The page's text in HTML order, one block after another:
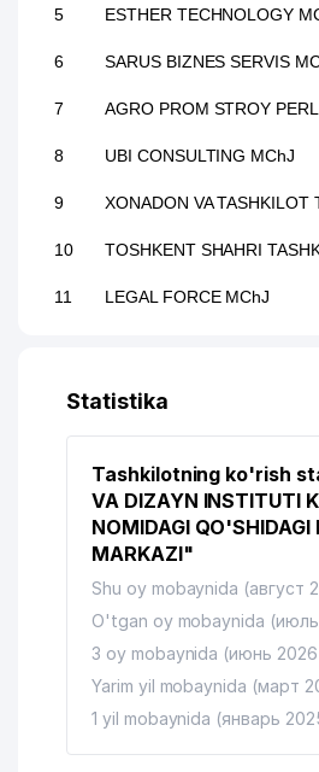
5 ESTHER TECHNOLOGY
6 SARUS BIZNES SERVIS
7 AGRO PROM STROY
8 UBI CONSULTING MChJ
9 XONADON VA
10 TOSHKENT SHAHRI
11 LEGAL FORCE MChJ
13 ТАШКЕНТСКОЕ
14 MH TEXTILE
DILRUZ MChJ
ART VITRAJ MChJ
BANGLADESH XALQ
CARAVAN GROUP MChJ
Statistika
Tashkilotning ko'rish
VA DIZAYN INSTITUTI
NOMIDAGI QO'SHIDAGI
MARKAZI"
Shu oy mobaynida (август
O'tgan oy mobaynida (июль
3 oy mobaynida (июнь 2026
Yarim yil mobaynida (март
1 yil mobaynida (январь